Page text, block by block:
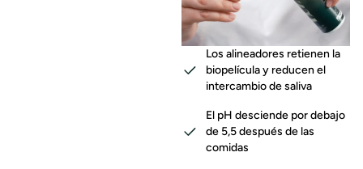
Los alineadores retienen la
biopelícula y reducen el
intercambio de saliva
El pH desciende por debajo
de 5,5 después de las
comidas